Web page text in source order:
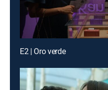
E2 | Oro verde